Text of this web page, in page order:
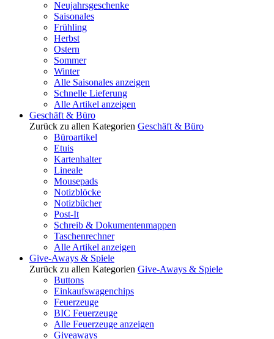
Neujahrsgeschenke
Saisonales
Frühling
Herbst
Ostern
Sommer
Winter
Alle Saisonales anzeigen
Schnelle Lieferung
Alle Artikel anzeigen
Geschäft & Büro
Zurück zu allen Kategorien Geschäft & Büro
Büroartikel
Etuis
Kartenhalter
Lineale
Mousepads
Notizblöcke
Notizbücher
Post-It
Schreib & Dokumentenmappen
Taschenrechner
Alle Artikel anzeigen
Give-Aways & Spiele
Zurück zu allen Kategorien Give-Aways & Spiele
Buttons
Einkaufswagenchips
Feuerzeuge
BIC Feuerzeuge
Alle Feuerzeuge anzeigen
Giveaways